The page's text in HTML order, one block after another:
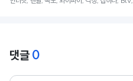
댓글 0